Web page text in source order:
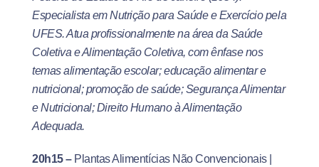
Especialista em Nutrição para Saúde e Exercício pela
UFES. Atua profissionalmente na área da Saúde
Coletiva e Alimentação Coletiva, com ênfase nos
temas alimentação escolar; educação alimentar e
nutricional; promoção de saúde; Segurança Alimentar
e Nutricional; Direito Humano à Alimentação
Adequada.
20h15 –Plantas Alimentícias Não Convencionais |